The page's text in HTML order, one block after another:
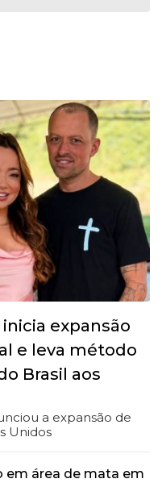
inicia expansão
e leva método
Brasil aos
a expansão de
Unidos
área de mata em